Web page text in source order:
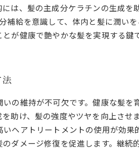
は、髪の主成分ケラチンの生成
給を意識して、体内と髪に潤い
が健康で艶やかな髪を実現する鍵で
の維持が不可欠です。健康な髪
助け、髪の強度やツヤを向上させ
ヘアトリートメントの使用が効
ダメージ修復を促進します。継